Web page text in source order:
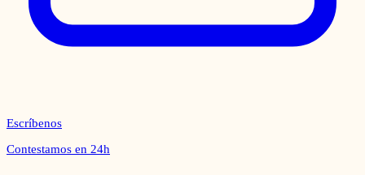
Escríbenos
Contestamos en 24h